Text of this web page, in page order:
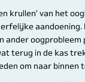
krullen’ van het
ander
terug in de kas
om naar binnen